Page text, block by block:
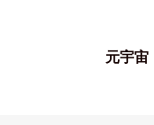
元宇宙